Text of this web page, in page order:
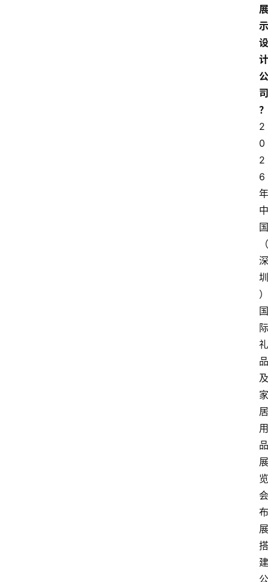
展
示
设
计
公
司
？
2
0
2
6
年
中
国
（
深
圳
）
国
际
礼
品
及
家
居
用
品
展
览
会
布
展
搭
建
公